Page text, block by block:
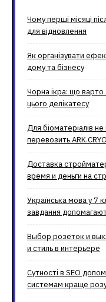
Чому перші місяці
для відновлення
Як організувати
дому та бізнесу
Чорна ікра: що
цього делікатесу
Для біоматеріалів не
перевозить ARK.CRYO
Доставка
время и деньги на
Українська мова у 7
завдання
Выбор розеток и
и стиль в интерьере
Сутності в SEO
системам краще